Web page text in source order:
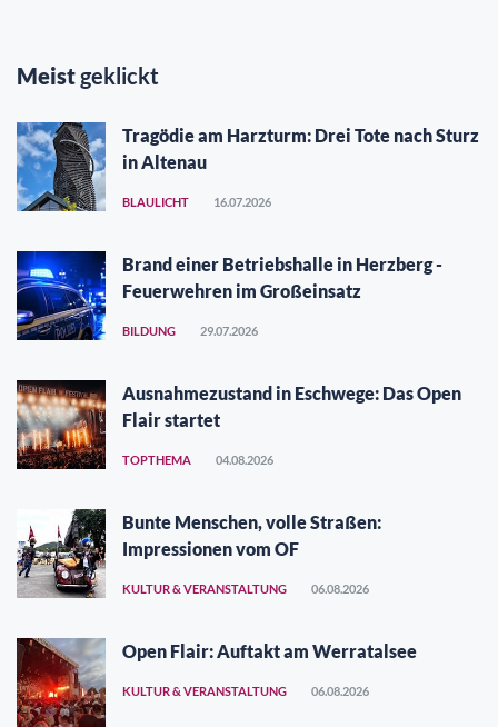
Meistgeklickt
Tragödie am Harzturm: Drei Tote nach Sturz
in Altenau
BLAULICHT 16.07.2026
Brand einer Betriebshalle in Herzberg -
Feuerwehren im Großeinsatz
BILDUNG 29.07.2026
Ausnahmezustand in Eschwege: Das Open
Flair startet
TOPTHEMA 04.08.2026
Bunte Menschen, volle Straßen:
Impressionen vom OF
KULTUR & VERANSTALTUNG 06.08.2026
Open Flair: Auftakt am Werratalsee
KULTUR & VERANSTALTUNG 06.08.2026